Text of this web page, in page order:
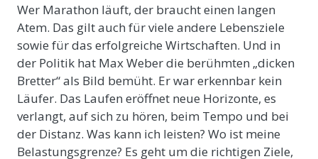
Wer Marathon läuft, der braucht einen langen
Atem. Das gilt auch für viele andere Lebensziele
sowie für das erfolgreiche Wirtschaften. Und in
der Politik hat Max Weber die berühmten „dicken
Bretter“ als Bild bemüht. Er war erkennbar kein
Läufer. Das Laufen eröffnet neue Horizonte, es
verlangt, auf sich zu hören, beim Tempo und bei
der Distanz. Was kann ich leisten? Wo ist meine
Belastungsgrenze? Es geht um die richtigen Ziele,